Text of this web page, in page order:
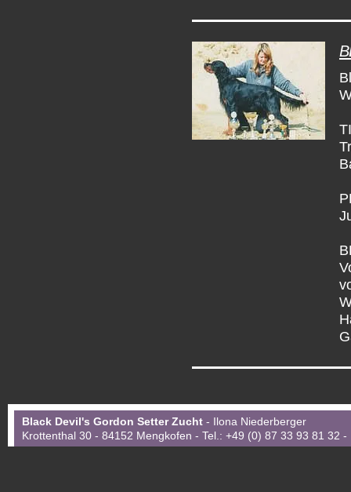
Black Devil's Gordon Setter Zucht - Ilona Niederberger
Krottenthal 30 - 84152 Mengkofen - Tel.: +49 (0) 87 33 93 81 32